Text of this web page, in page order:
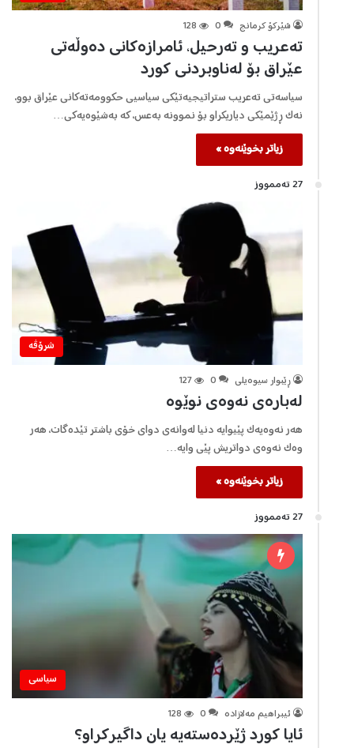
شێرکۆ کرمانج 0
128
تەعریب و تەرحیل، ئامرازەکانی دەوڵەتی
عێراق بۆ لەناوبردنی کورد
سیاسەتی تەعریب ستراتیجیەتێکی سیاسیی حکوومەتەکانی عێراق بوو،
نەک ڕژێمێکی دیاریکراو بۆ نموونە بەعس، کە بەشێوەیەکی…
زیاتر بخوێنەوە »
27 تەممووز
شرۆڤه‌
ڕێبوار سیوەیلی 0
127
لەبارەی نەوەی نوێوە
هەر نەوەیەک پێیوایە دنیا لەوانەی دوای خۆی باشتر تێدەگات، هەر
وەک نەوەی دواتریش پێی وایە…
زیاتر بخوێنەوە »
27 تەممووز
سیاسی
ئیبراهیم مه‌لازاده‌ 0
128
ئایا کورد ژێردەستەیە یان داگیرکراو؟